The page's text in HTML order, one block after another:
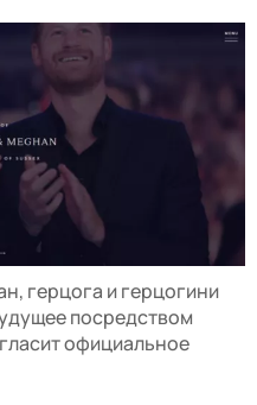
герцога и герцогини
посредством
официальное